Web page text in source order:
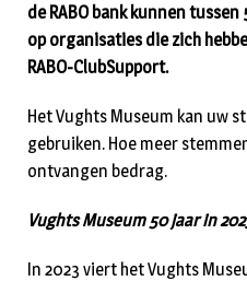
de RABO bank kunnen
op organisaties die zich
RABO-ClubSupport.
Het Vughts Museum kan uw
gebruiken. Hoe meer
ontvangen bedrag.
Vughts Museum 50 jaar in
In 2023 viert het Vughts